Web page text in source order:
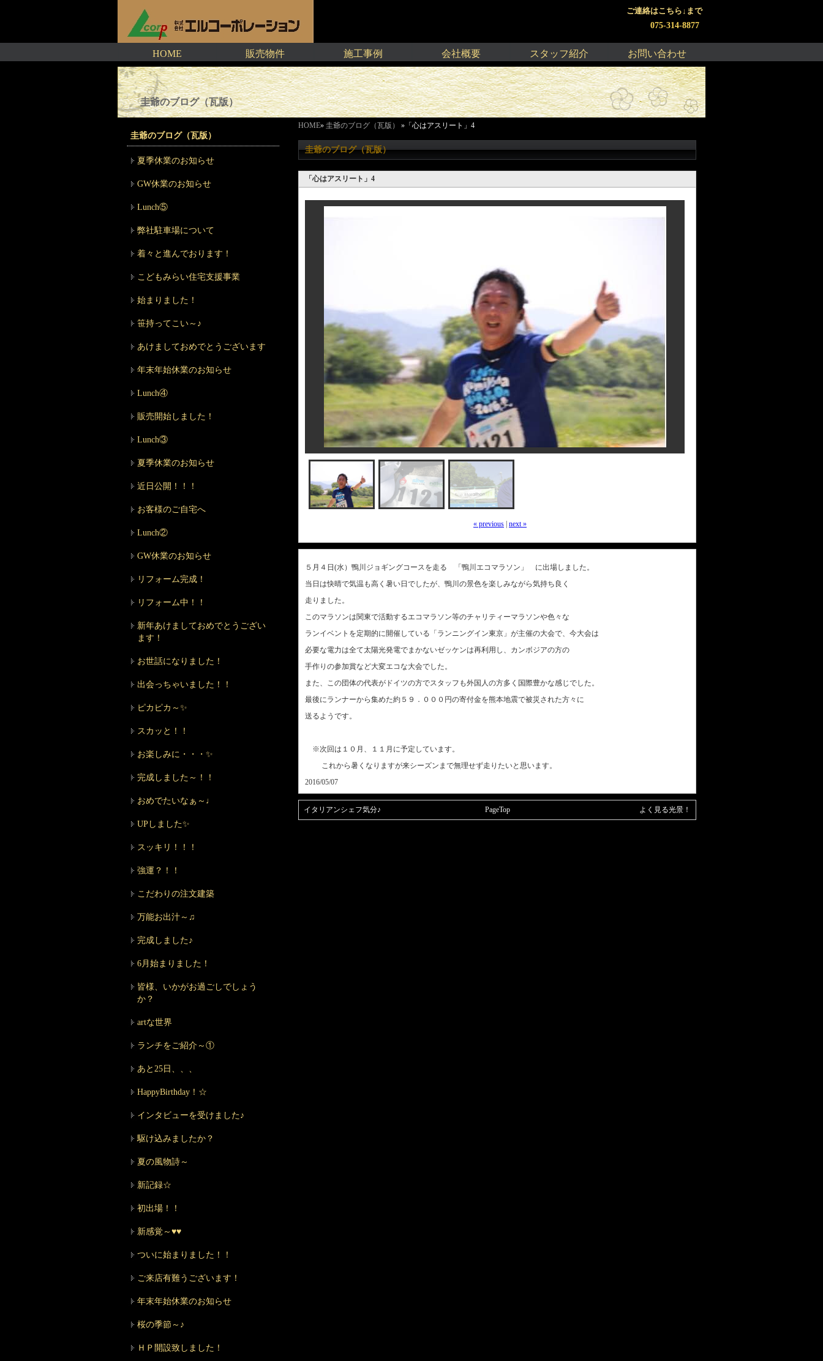
ご連絡はこちら↓まで
075-314-8877
HOME 販売物件 施工事例 会社概要 スタッフ紹介 お問い合わせ
圭爺のブログ（瓦版）
HOME» 圭爺のブログ（瓦版） »「心はアスリート」4
圭爺のブログ（瓦版）
「心はアスリート」4
« previous next »
５月４日(水）鴨川ジョギングコースを走る 「鴨川エコマラソン」 に出場しました。
当日は快晴で気温も高く暑い日でしたが、鴨川の景色を楽しみながら気持ち良く
走りました。
このマラソンは関東で活動するエコマラソン等のチャリティーマラソンや色々な
ランイベントを定期的に開催している「ランニングイン東京」が主催の大会で、今大会は
必要な電力は全て太陽光発電でまかないゼッケンは再利用し、カンボジアの方の
手作りの参加賞など大変エコな大会でした。
また、この団体の代表がドイツの方でスタッフも外国人の方多く国際豊かな感じでした。
最後にランナーから集めた約５９．０００円の寄付金を熊本地震で被災された方々に
送るようです。
※次回は１０月、１１月に予定しています。
これから暑くなりますが来シーズンまで無理せず走りたいと思います。
2016/05/07
イタリアンシェフ気分♪ PageTop よく見る光景！
圭爺のブログ（瓦版）
夏季休業のお知らせ
GW休業のお知らせ
Lunch⑤
弊社駐車場について
着々と進んでおります！
こどもみらい住宅支援事業
始まりました！
笹持ってこい～♪
あけましておめでとうございます
年末年始休業のお知らせ
Lunch④
販売開始しました！
Lunch③
夏季休業のお知らせ
近日公開！！！
お客様のご自宅へ
Lunch②
GW休業のお知らせ
リフォーム完成！
リフォーム中！！
新年あけましておめでとうござい
ます！
お世話になりました！
出会っちゃいました！！
ピカピカ～✨
スカッと！！
お楽しみに・・・✨
完成しました～！！
おめでたいなぁ～♩
UPしました✨
スッキリ！！！
強運？！！
こだわりの注文建築
万能お出汁～♫
完成しました♪
6月始まりました！
皆様、いかがお過ごしでしょう
か？
artな世界
ランチをご紹介～①
あと25日、、、
HappyBirthday！☆
インタビューを受けました♪
駆け込みましたか？
夏の風物詩～
新記録☆
初出場！！
新感覚～♥♥
ついに始まりました！！
ご来店有難うございます！
年末年始休業のお知らせ
桜の季節～♪
ＨＰ開設致しました！